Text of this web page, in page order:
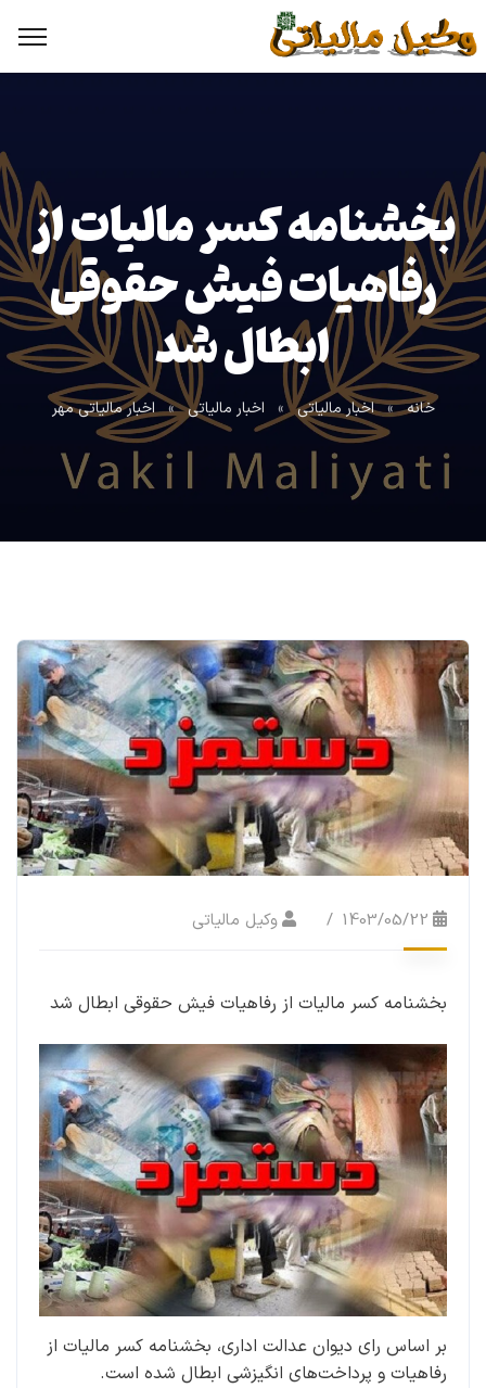
بخشنامه کسر مالیات از
رفاهیات فیش حقوقی
ابطال شد
خانه » اخبار مالیاتی » اخبار مالیاتی » اخبار مالیاتی مهر
1403/05/22 وکیل مالیاتی
بخشنامه کسر مالیات از رفاهیات فیش حقوقی ابطال شد
بر اساس رای دیوان عدالت اداری، بخشنامه کسر مالیات از
رفاهیات و پرداخت‌های انگیزشی ابطال شده است.